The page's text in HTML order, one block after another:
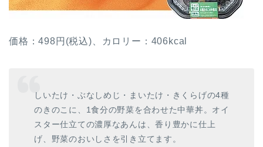
価格：498円(税込)、カロリー：406kcal
しいたけ・ぶなしめじ・まいたけ・きくらげの4種
のきのこに、1食分の野菜を合わせた中華丼。オイ
スター仕立ての濃厚なあんは、香り豊かに仕上
げ、野菜のおいしさを引き立てます。